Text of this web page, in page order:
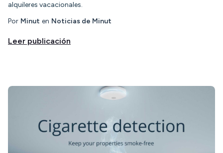
alquileres vacacionales.
Por Minut en Noticias de Minut
Leer publicación